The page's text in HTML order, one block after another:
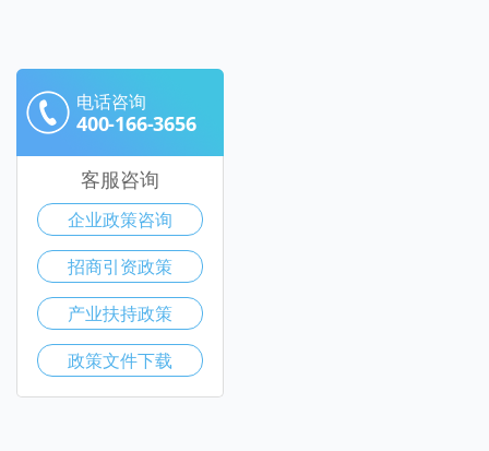
电话咨询
400-166-3656
客服咨询
企业政策咨询
招商引资政策
产业扶持政策
政策文件下载